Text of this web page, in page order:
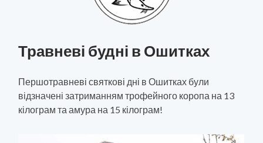
Травневі будні в Ошитках
Першотравневі святкові дні в Ошитках були
відзначені затриманням трофейного коропа на 13
кілограм та амура на 15 кілограм!